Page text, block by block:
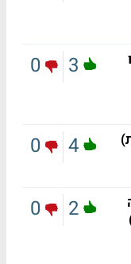
3
0
4
0
2
0